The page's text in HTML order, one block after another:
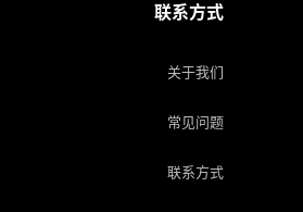
联系方式
关于我们
常见问题
联系方式